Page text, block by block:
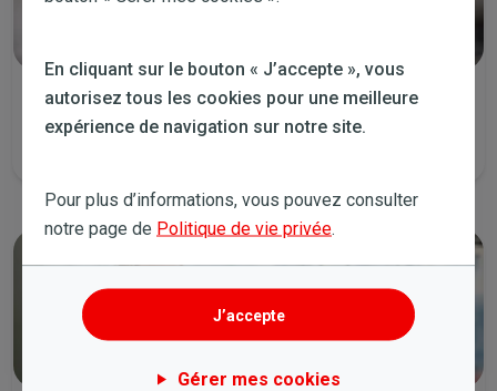
Lancez un chat
Tous les jours de la semaine de 8:00 à 21:30 et le samedi de 9:00 à
En cliquant sur le bouton « J’accepte », vous
autorisez tous les cookies pour une meilleure
expérience de navigation sur notre site.
Pour plus d’informations, vous pouvez consulter
notre page de Politique de vie privée.
J’accepte
Gérer mes cookies